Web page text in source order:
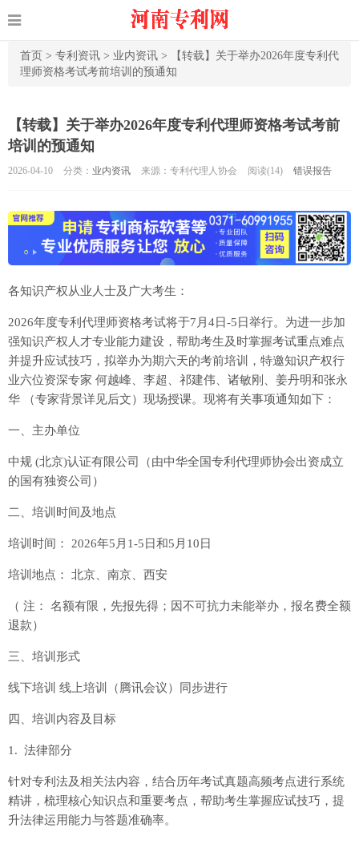
首页 > 专利资讯 > 业内资讯 >
【转载】关于举办2026年度专利代
理师资格考试考前培训的预通知
【转载】关于举办2026年度专利代理师资格考试考前
培训的预通知
2026-04-10 分类： 业内资讯 来源：专利代理人协会 阅读(14) 错误报告
各知识产权从业人士及广大考生：
2026年度专利代理师资格考试将于7月4日-5日举行。为进一步加
强知识产权人才专业能力建设，帮助考生及时掌握考试重点难点
并提升应试技巧，拟举办为期六天的考前培训，特邀知识产权行
业六位资深专家 何越峰、李超、祁建伟、诸敏刚、姜丹明和张永
华 （专家背景详见后文）现场授课。现将有关事项通知如下：
一、主办单位
中规 (北京)认证有限公司（由中华全国专利代理师协会出资成立
的国有独资公司）
二、培训时间及地点
培训时间： 2026年5月1-5日和5月10日
培训地点： 北京、南京、西安
（ 注： 名额有限，先报先得；因不可抗力未能举办，报名费全额
退款）
三、培训形式
线下培训 线上培训（腾讯会议）同步进行
四、培训内容及目标
1. 法律部分
针对专利法及相关法内容，结合历年考试真题高频考点进行系统
精讲，梳理核心知识点和重要考点，帮助考生掌握应试技巧，提
升法律运用能力与答题准确率。